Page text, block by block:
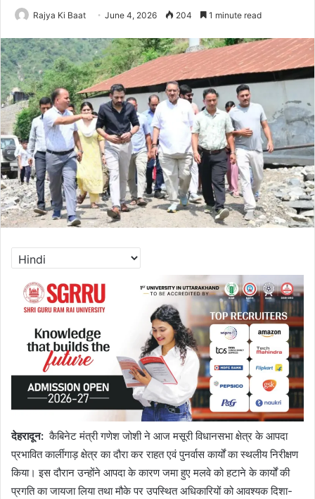
Rajya Ki Baat June 4, 2026 204 1 minute read
देहरादून: कैबिनेट मंत्री गणेश जोशी ने आज मसूरी विधानसभा क्षेत्र के आपदा
प्रभावित कार्लीगाड़ क्षेत्र का दौरा कर राहत एवं पुनर्वास कार्यों का स्थलीय निरीक्षण
किया। इस दौरान उन्होंने आपदा के कारण जमा हुए मलवे को हटाने के कार्यों की
प्रगति का जायजा लिया तथा मौके पर उपस्थित अधिकारियों को आवश्यक दिशा-